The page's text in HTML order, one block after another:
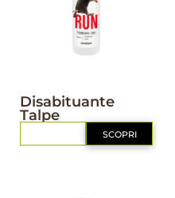
Disabituante
Talpe
SCOPRI